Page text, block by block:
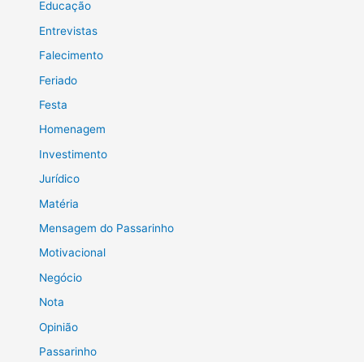
Educação
Entrevistas
Falecimento
Feriado
Festa
Homenagem
Investimento
Jurídico
Matéria
Mensagem do Passarinho
Motivacional
Negócio
Nota
Opinião
Passarinho